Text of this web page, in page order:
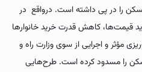
را در پی داشته است. درواقع در
قیمت‌ها، کاهش قدرت خرید خانوارها
مؤثر و اجرایی از سوی وزارت راه و
را مسدود کرده است. طرح‌هایی